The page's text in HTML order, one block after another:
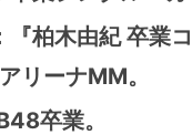
柏木由紀 卒業
リーナMM。
卒業。